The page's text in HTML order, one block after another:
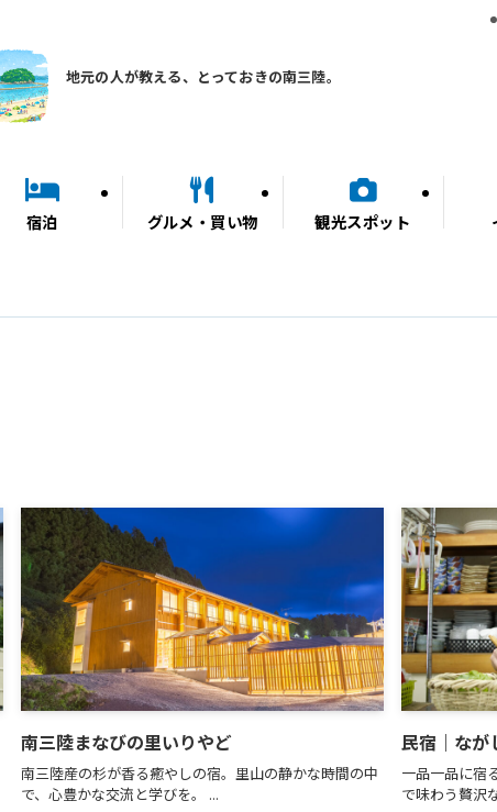
地元の人が教える、とっておきの南三陸。
宿泊 グルメ・買い物 観光スポット
南三陸まなびの里いりやど
南三陸産の杉が香る癒やしの宿。里山の静かな時間の中
で、心豊かな交流と学びを。 ...
民宿｜な
一品一品に宿
で味わう贅沢